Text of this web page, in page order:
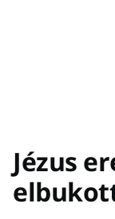
Jézus